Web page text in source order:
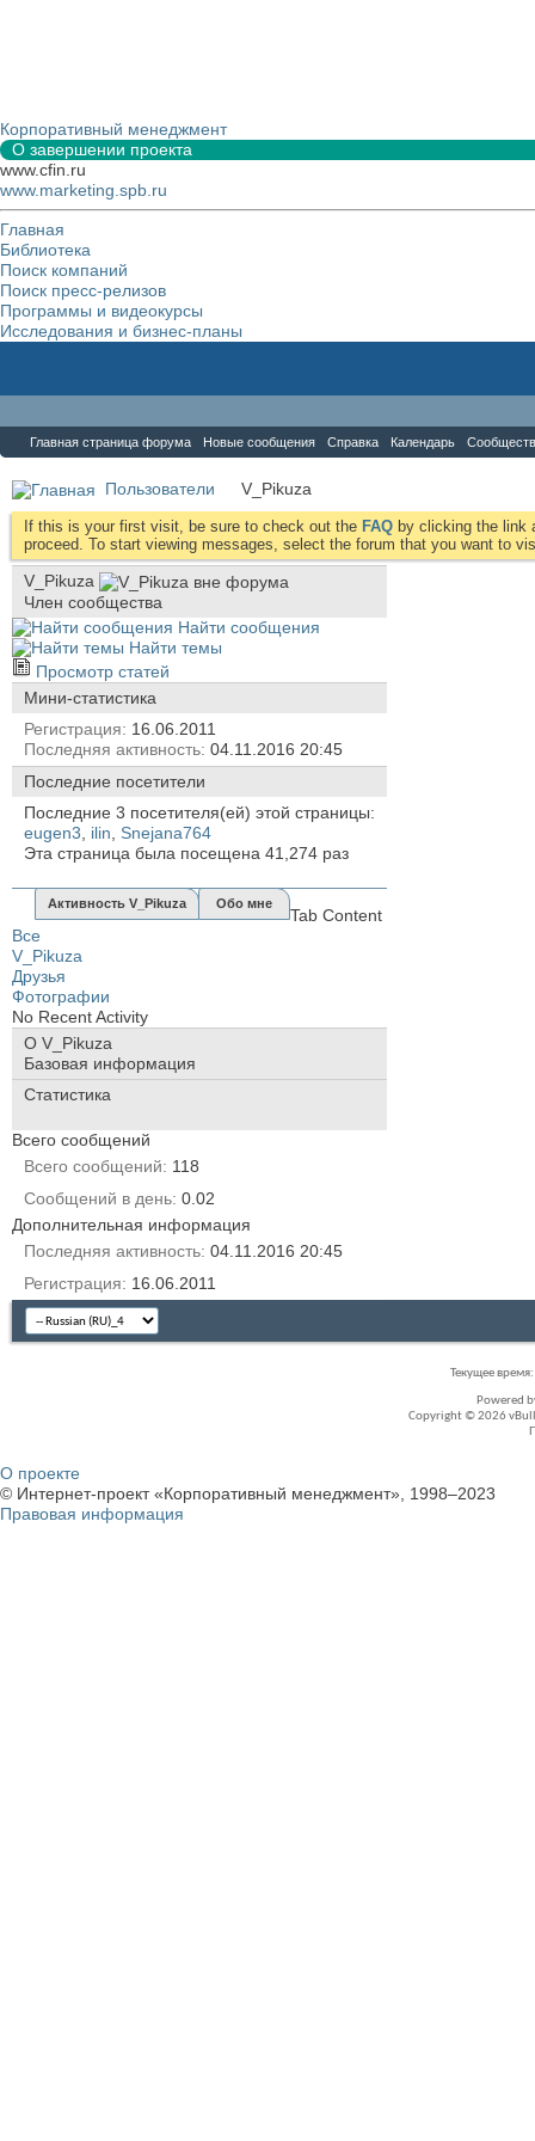
Корпоративный менеджмент
О завершении проекта
www.cfin.ru
www.marketing.spb.ru
Главная
Библиотека
Поиск компаний
Поиск пресс-релизов
Программы и видеокурсы
Исследования и бизнес-планы
Главная страница форума Новые сообщения Справка Календарь
Пользователи V_Pikuza
If this is your first visit, be sure to check out the FAQ by clicking the link
proceed. To start viewing messages, select the forum that you want to
V_Pikuza
Член сообщества
Найти сообщения
Найти темы
Просмотр статей
Мини-статистика
Регистрация
16.06.2011
Последняя активность 04.11.2016 20:45
Последние посетители
Последние 3 посетителя(ей) этой страницы:
eugen3
ilin
Snejana764
Эта страница была посещена 41,274 раз
Активность V_Pikuza Обо мне
Tab Content
Все
V_Pikuza
Друзья
Фотографии
No Recent Activity
О V_Pikuza
Базовая информация
Статистика
Всего сообщений
Всего сообщений
118
Сообщений в день 0.02
Дополнительная информация
Последняя активность 04.11.2016 20:45
Регистрация
16.06.2011
Текущее время:
Powered
Copyright © 2026
О проекте
© Интернет-проект «Корпоративный менеджмент», 1998–2023
Правовая информация